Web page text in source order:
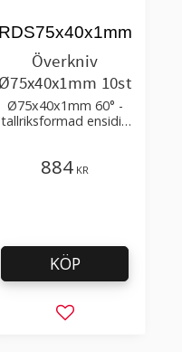
Överkniv
Ø75x40x1mm 10st
Ø75x40x1mm 60° -
tallriksformad ensidig
RDS75x40x1mm
884 KR
Lägg till i
KÖP